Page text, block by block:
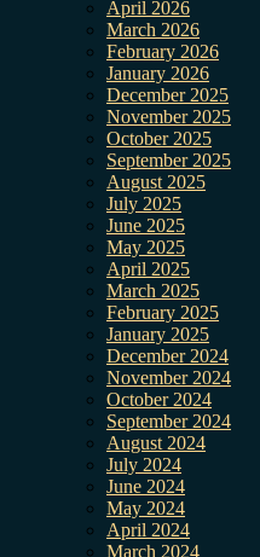
April 2026
March 2026
February 2026
January 2026
December 2025
November 2025
October 2025
September 2025
August 2025
July 2025
June 2025
May 2025
April 2025
March 2025
February 2025
January 2025
December 2024
November 2024
October 2024
September 2024
August 2024
July 2024
June 2024
May 2024
April 2024
March 2024